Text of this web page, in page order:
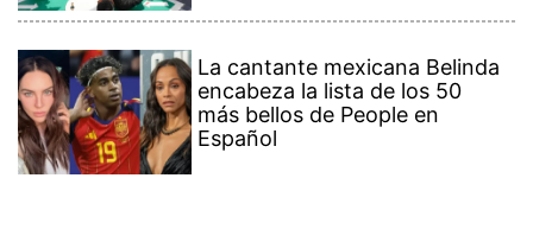
La cantante mexicana Belinda
encabeza la lista de los 50
más bellos de People en
Español